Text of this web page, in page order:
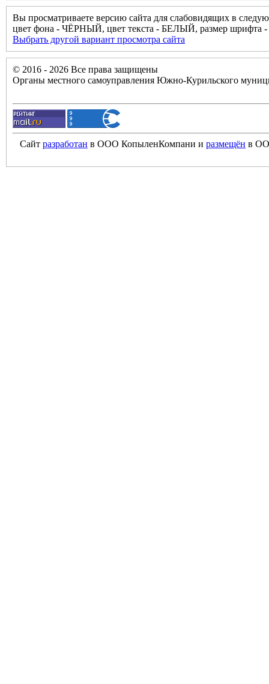
Вы просматриваете версию сайта для слабовидящих в
цвет фона - ЧЁРНЫЙ, цвет текста - БЕЛЫЙ, размер
Выбрать другой вариант просмотра сайта
© 2016 - 2026 Все права защищены
Органы местного самоуправления Южно-Курильского
Сайт разработан в ООО КопыленКомпани и размещён в